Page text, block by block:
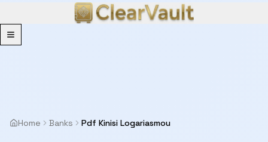
Menu
Home Banks Pdf Kinisi Logariasmou